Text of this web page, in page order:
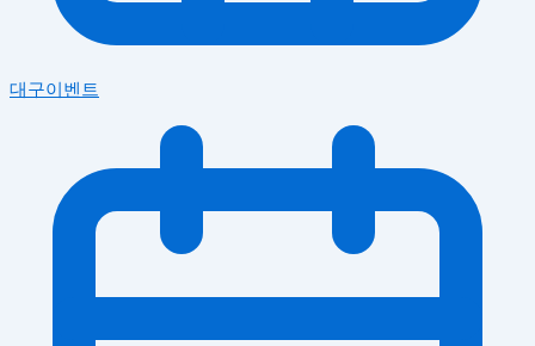
대구이벤트